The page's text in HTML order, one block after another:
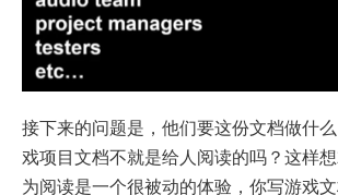
接下来的问题是，他们要这份文档做什
戏项目文档不就是给人阅读的吗？这样
为阅读是一个很被动的体验，你写游戏